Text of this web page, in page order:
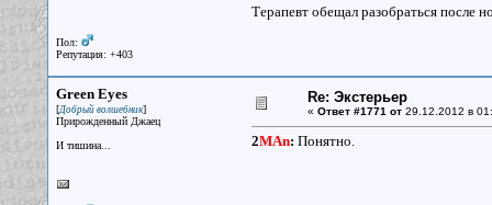
Пол:
Репутация: +403
Терапевт обещал разобраться после
Green Eyes
[Добрый волшебник]
Прирожденный Джаец
И тишина...
Re: Экстерьер
« Ответ #1771 от29.12.2012 в
2MAn: Понятно.